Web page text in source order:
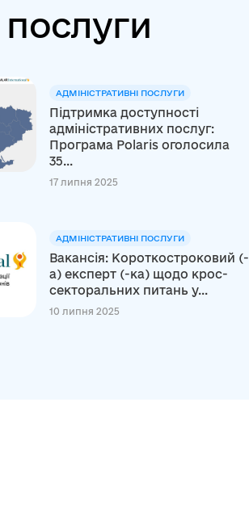
АДМІНІСТРАТИВНІ ПОСЛУГИ
Підтримка доступності
адміністративних послуг:
Програма Polaris оголосила
35...
17 липня 2025
АДМІНІСТРАТИВНІ ПОСЛУГИ
Вакансія: Короткостроковий (-
а) експерт (-ка) щодо крос-
секторальних питань у...
10 липня 2025